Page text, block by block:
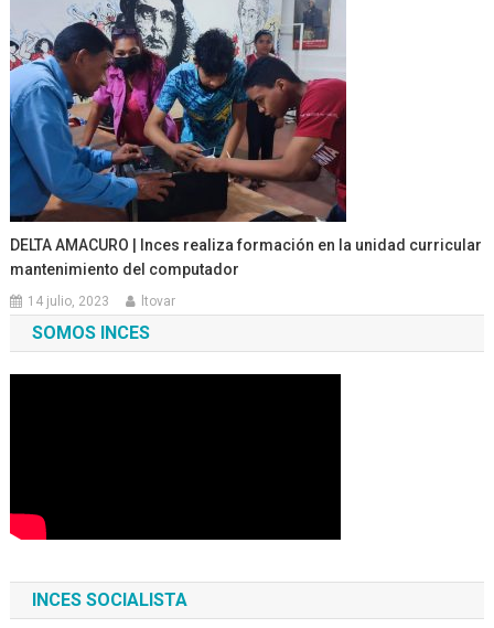
DELTA AMACURO | Inces realiza formación en la unidad curricular
mantenimiento del computador
14 julio, 2023 ltovar
SOMOS INCES
INCES SOCIALISTA